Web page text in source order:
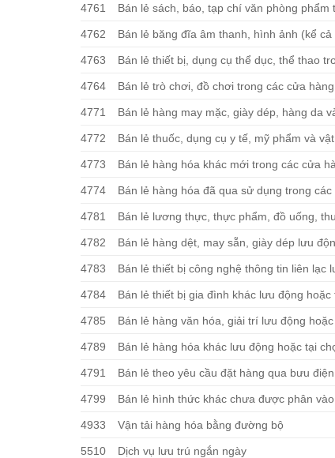
4761 Bán lẻ sách, báo, tạp chí văn phòng
4762 Bán lẻ băng đĩa âm thanh, hình ảnh (kể
4763 Bán lẻ thiết bị, dụng cụ thể dục, thể thao
4764 Bán lẻ trò chơi, đồ chơi trong các cửa
4771 Bán lẻ hàng may mặc, giày dép, hàng da
4772 Bán lẻ thuốc, dụng cụ y tế, mỹ phẩm và
4773 Bán lẻ hàng hóa khác mới trong các cửa
4774 Bán lẻ hàng hóa đã qua sử dụng trong
4781 Bán lẻ lương thực, thực phẩm, đồ uống,
4782 Bán lẻ hàng dệt, may sẵn, giày dép lưu
4783 Bán lẻ thiết bị công nghệ thông tin liên lạc
4784 Bán lẻ thiết bị gia đình khác lưu động hoặc
4785 Bán lẻ hàng văn hóa, giải trí lưu động
4789 Bán lẻ hàng hóa khác lưu động hoặc tại
4791 Bán lẻ theo yêu cầu đặt hàng qua bưu
4799 Bán lẻ hình thức khác chưa được phân
4933 Vận tải hàng hóa bằng đường bộ
5510 Dịch vụ lưu trú ngắn ngày